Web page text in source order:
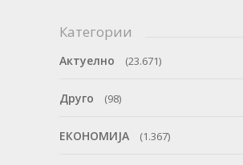
Категории
Актуелно (23.671)
Друго (98)
ЕКОНОМИЈА (1.367)